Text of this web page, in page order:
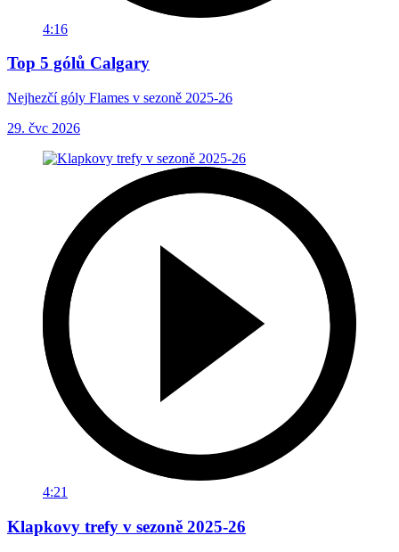
4:16
Top 5 gólů Calgary
Nejhezčí góly Flames v sezoně 2025-26
29. čvc 2026
4:21
Klapkovy trefy v sezoně 2025-26